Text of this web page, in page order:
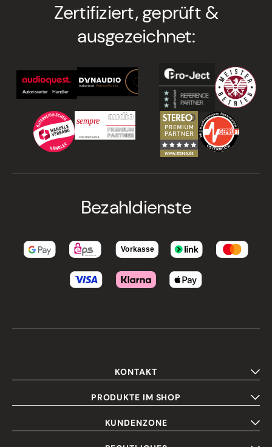
Zertifiziert, geprüft &
ausgezeichnet:
Bezahldienste
KONTAKT
PRODUKTE IM SHOP
KUNDENZONE